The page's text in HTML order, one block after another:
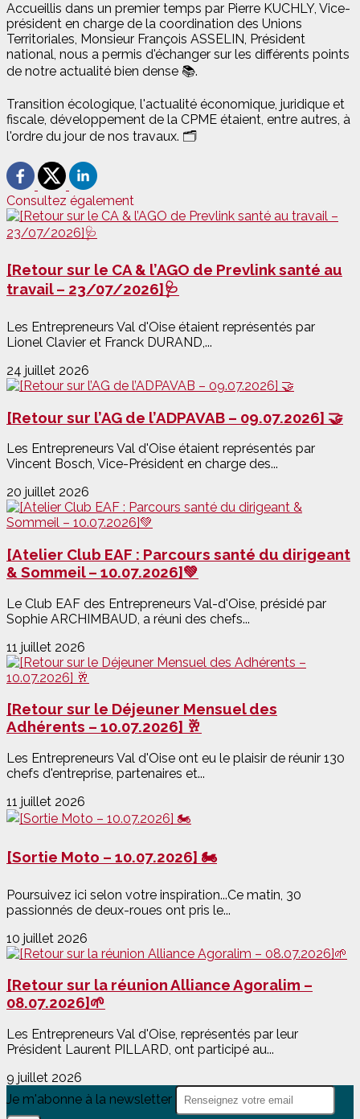
Accueillis dans un premier temps par Pierre KUCHLY, Vice-
président en charge de la coordination des Unions
Territoriales, Monsieur François ASSELIN, Président
national, nous a permis d'échanger sur les différents points
de notre actualité bien dense 📚.
Transition écologique, l'actualité économique, juridique et
fiscale, développement de la CPME étaient, entre autres, à
l'ordre du jour de nos travaux. 🗂️
Consultez également
[Retour sur le CA & l’AGO de Prevlink santé au
travail – 23/07/2026]🩺
Les Entrepreneurs Val d'Oise étaient représentés par
Lionel Clavier et Franck DURAND,...
24 juillet 2026
[Retour sur l’AG de l’ADPAVAB – 09.07.2026] 🤝
Les Entrepreneurs Val d'Oise étaient représentés par
Vincent Bosch, Vice-Président en charge des...
20 juillet 2026
[Atelier Club EAF : Parcours santé du dirigeant
& Sommeil – 10.07.2026]💚
Le Club EAF des Entrepreneurs Val-d'Oise, présidé par
Sophie ARCHIMBAUD, a réuni des chefs...
11 juillet 2026
[Retour sur le Déjeuner Mensuel des
Adhérents – 10.07.2026] 🥂
Les Entrepreneurs Val d'Oise ont eu le plaisir de réunir 130
chefs d'entreprise, partenaires et...
11 juillet 2026
[Sortie Moto – 10.07.2026] 🏍️
Poursuivez ici selon votre inspiration...Ce matin, 30
passionnés de deux-roues ont pris le...
10 juillet 2026
[Retour sur la réunion Alliance Agoralim –
08.07.2026]🌱
Les Entrepreneurs Val d'Oise, représentés par leur
Président Laurent PILLARD, ont participé au...
9 juillet 2026
Je m'abonne à la newsletter